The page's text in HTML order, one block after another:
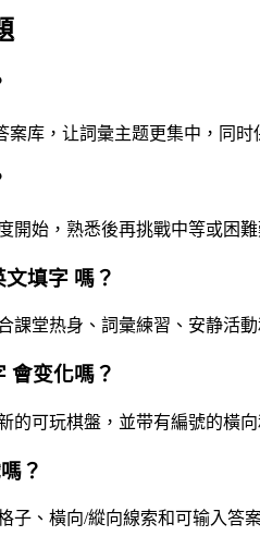
库，让詞彙主题更集中，同时
開始，熟悉後再挑戰中等或困難
填字 嗎？
課堂热身、詞彙練習、安静活動
會变化嗎？
的可玩棋盤，並带有編號的橫向
？
子、橫向/縱向線索和可输入答